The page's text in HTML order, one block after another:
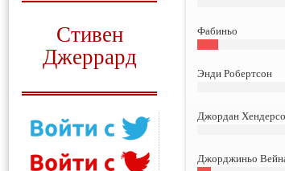
Стивен
Джеррард
Фабиньо
Энди Робертсон
Джордан
Джорджиньо